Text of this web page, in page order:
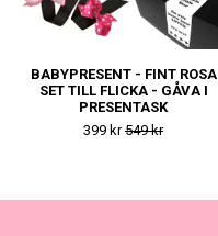
BABYPRESENT - FINT ROSA
SET TILL FLICKA - GÅVA I
PRESENTASK
399 kr549 kr